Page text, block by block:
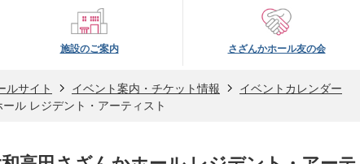
施設のご案内 さざんかホール友の会
ルサイト イベント案内・チケット情報
イベントカレンダー
ル レジデント・アーティスト